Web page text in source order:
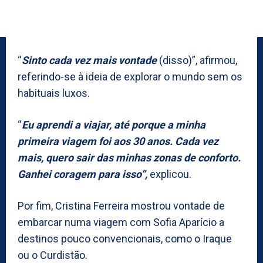
“Sinto cada vez mais vontade(disso)”, afirmou,
referindo-se à ideia de explorar o mundo sem os
habituais luxos.
“Eu aprendi a viajar, até porque a minha
primeira viagem foi aos 30 anos. Cada vez
mais, quero sair das minhas zonas de conforto.
Ganhei coragem para isso”, explicou.
Por fim, Cristina Ferreira mostrou vontade de
embarcar numa viagem com Sofia Aparício a
destinos pouco convencionais, como o Iraque
ou o Curdistão.